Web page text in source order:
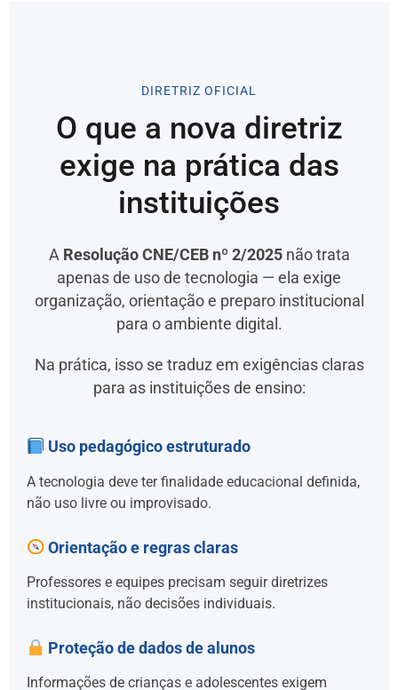
DIRETRIZ OFICIAL
O que a nova diretriz
exige na prática das
instituições
A Resolução CNE/CEB nº 2/2025não trata
apenas de uso de tecnologia — ela exige
organização, orientação e preparo institucional
para o ambiente digital.
Na prática, isso se traduz em exigências claras
para as instituições de ensino:
Uso pedagógico estruturado
A tecnologia deve ter finalidade educacional definida,
não uso livre ou improvisado.
Orientação e regras claras
Professores e equipes precisam seguir diretrizes
institucionais, não decisões individuais.
Proteção de dados de alunos
Informações de crianças e adolescentes exigem